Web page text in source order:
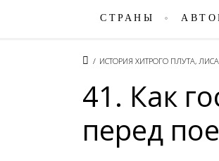
СТРАНЫ
/ ИСТОРИЯ ХИТРОГО ПЛУТА,
41. Как
перед